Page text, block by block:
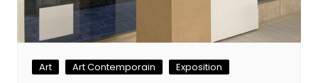
Art Art Contemporain Exposition